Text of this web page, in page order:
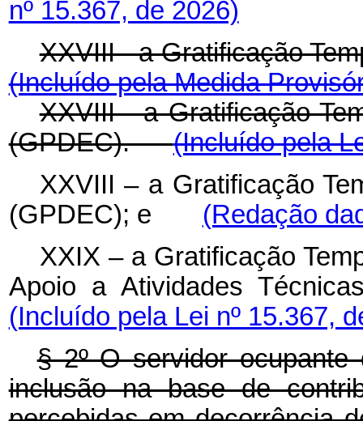
nº 15.367, de 2026)
XXVIII - a Gratificação
(Incluído pela Medida
XXVIII - a Gratificação
(GPDEC).(Incluído pela
XXVIII – a Gratificação
(GPDEC); e (Redação
XXIX – a Gratificação
Apoio a Atividades
(Incluído pela Lei nº 15.367,
§ 2º O servidor
inclusão na base de